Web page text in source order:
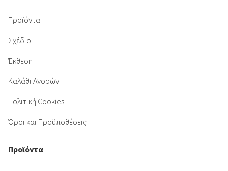
Προϊόντα
Σχέδιο
Έκθεση
Καλάθι Αγορών
Πολιτική Cookies
Όροι και Προϋποθέσεις
Προϊόντα